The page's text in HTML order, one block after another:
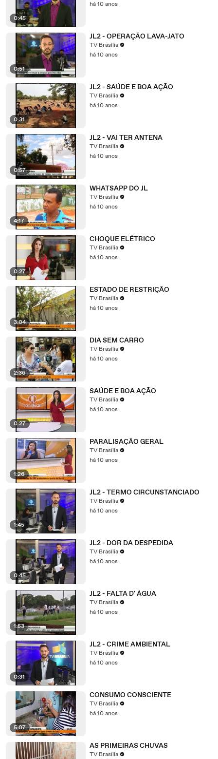
0:45
há 10 anos
0:51
JL2 - OPERAÇÃO LAVA-JATO
TV Brasília
há 10 anos
0:31
JL2 - SAÚDE E BOA AÇÃO
TV Brasília
há 10 anos
0:57
JL2 - VAI TER ANTENA
TV Brasília
há 10 anos
4:17
WHATSAPP DO JL
TV Brasília
há 10 anos
0:27
CHOQUE ELÉTRICO
TV Brasília
há 10 anos
3:04
ESTADO DE RESTRIÇÃO
TV Brasília
há 10 anos
2:36
DIA SEM CARRO
TV Brasília
há 10 anos
0:27
SAÚDE E BOA AÇÃO
TV Brasília
há 10 anos
1:26
PARALISAÇÃO GERAL
TV Brasília
há 10 anos
1:45
JL2 - TERMO CIRCUNSTANCIADO
TV Brasília
há 10 anos
0:45
JL2 - DOR DA DESPEDIDA
TV Brasília
há 10 anos
1:53
JL2 - FALTA D' ÁGUA
TV Brasília
há 10 anos
0:31
JL2 - CRIME AMBIENTAL
TV Brasília
há 10 anos
5:07
CONSUMO CONSCIENTE
TV Brasília
há 10 anos
AS PRIMEIRAS CHUVAS
TV Brasília